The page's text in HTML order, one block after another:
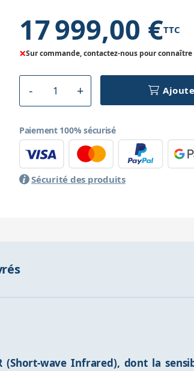
17 999,00 €TTC
×Sur commande, contactez-nous pour
Paiement 100% sécurisé
Sécurité des produits
(Short-wave Infrared), dont la